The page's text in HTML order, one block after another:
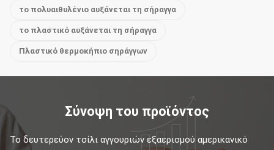
το πολυαιθυλένιο αυξάνεται τη σήραγγα
το πλαστικό αυξάνεται τη σήραγγα
Πλαστικό θερμοκήπιο σηράγγων
Σύνοψη του προϊόντος
Το δευτερεύον τσίλι αγγουριών εξαερισμού αμερικανικό